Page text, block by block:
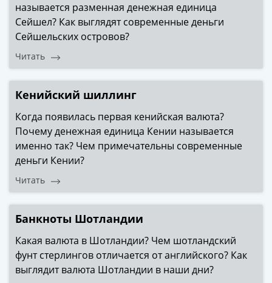
называется разменная денежная единица
Сейшел? Как выглядят современные деньги
Сейшельских островов?
Читать
Кенийский шиллинг
Когда появилась первая кенийская валюта?
Почему денежная единица Кении называется
именно так? Чем примечательны современные
деньги Кении?
Читать
Банкноты Шотландии
Какая валюта в Шотландии? Чем шотландский
фунт стерлингов отличается от английского? Как
выглядит валюта Шотландии в наши дни?